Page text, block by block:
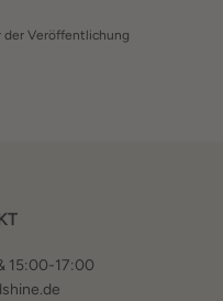
der Veröffentlichung
15:00-17:00